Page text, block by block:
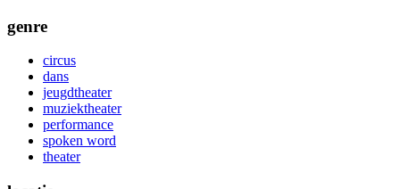
genre
circus
dans
jeugdtheater
muziektheater
performance
spoken word
theater